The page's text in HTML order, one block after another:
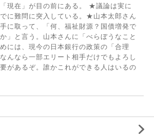
現在」が目の前にある。 ★議論は実に
でに難問に突入している。★山本太郎さん
に取って、「何、福祉財源？国債増発で
」と言う。山本さんに「べらぼうなこと
には、現今の日本銀行の政策の「合理
んなら一部エリート相手だけでもよろし
があるぞ。誰かこれができる人はいるの